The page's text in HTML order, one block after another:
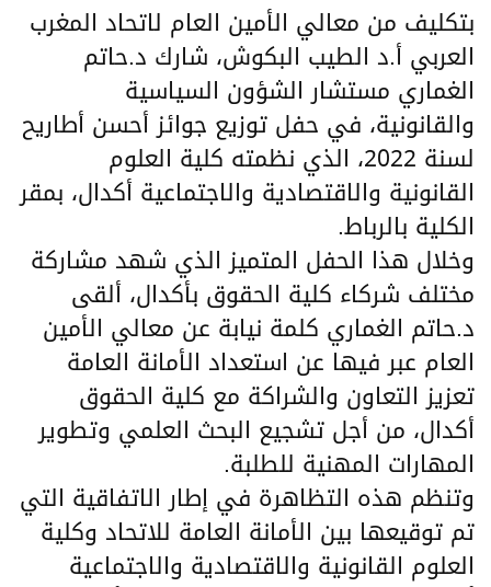
بتكليف من معالي الأمين العام لاتحاد المغرب
العربي أ.د الطيب البكوش، شارك د.حاتم
الغماري مستشار الشؤون السياسية
والقانونية، في حفل توزيع جوائز أحسن أطاريح
لسنة 2022، الذي نظمته كلية العلوم
القانونية والاقتصادية والاجتماعية أكدال، بمقر
الكلية بالرباط.
وخلال هذا الحفل المتميز الذي شهد مشاركة
مختلف شركاء كلية الحقوق بأكدال، ألقى
د.حاتم الغماري كلمة نيابة عن معالي الأمين
العام عبر فيها عن استعداد الأمانة العامة
تعزيز التعاون والشراكة مع كلية الحقوق
أكدال، من أجل تشجيع البحث العلمي وتطوير
المهارات المهنية للطلبة.
وتنظم هذه التظاهرة في إطار الاتفاقية التي
تم توقيعها بين الأمانة العامة للاتحاد وكلية
العلوم القانونية والاقتصادية والاجتماعية